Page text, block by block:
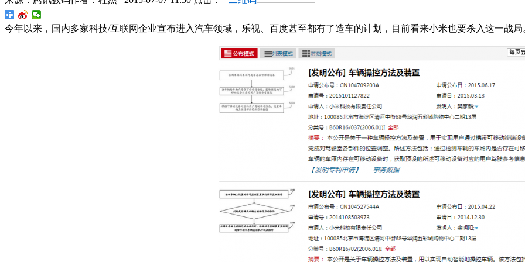
今年以来，国内多家科技/互联网企业宣布进入汽车领域，乐视、百度甚至都有了造车的计划，目前看来小米也要杀入这一战局